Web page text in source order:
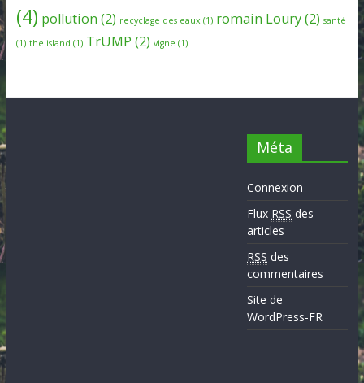
(4) pollution (2) recyclage des eaux (1) romain Loury(2) santé
(1) the island (1) TrUMP (2) vigne (1)
Méta
Connexion
Flux RSS des
articles
RSS des
commentaires
Site de
WordPress-FR